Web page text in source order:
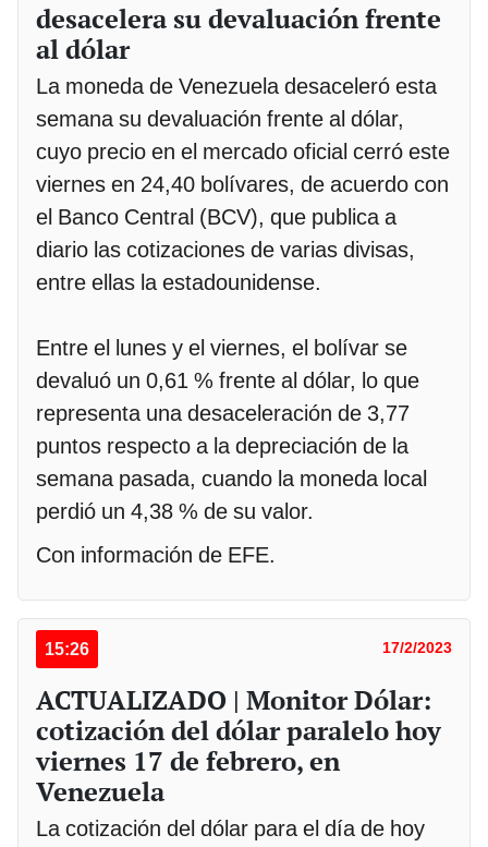
desacelera su devaluación frente
al dólar
La moneda de Venezuela desaceleró esta
semana su devaluación frente al dólar,
cuyo precio en el mercado oficial cerró este
viernes en 24,40 bolívares, de acuerdo con
el Banco Central (BCV), que publica a
diario las cotizaciones de varias divisas,
entre ellas la estadounidense.
Entre el lunes y el viernes, el bolívar se
devaluó un 0,61 % frente al dólar, lo que
representa una desaceleración de 3,77
puntos respecto a la depreciación de la
semana pasada, cuando la moneda local
perdió un 4,38 % de su valor.
Con información de EFE.
15:26 17/2/2023
ACTUALIZADO | Monitor Dólar:
cotización del dólar paralelo hoy
viernes 17 de febrero, en
Venezuela
La cotización del dólar para el día de hoy